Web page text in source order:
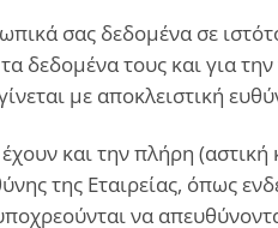
σας δεδομένα σε
δεδομένα τους και για
με αποκλειστική
και την πλήρη (αστική
της Εταιρείας, όπως
να